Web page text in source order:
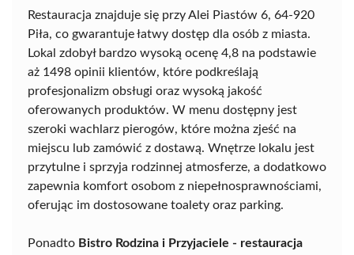
Restauracja znajduje się przy Alei Piastów 6, 64-920
Piła, co gwarantuje łatwy dostęp dla osób z miasta.
Lokal zdobył bardzo wysoką ocenę 4,8 na podstawie
aż 1498 opinii klientów, które podkreślają
profesjonalizm obsługi oraz wysoką jakość
oferowanych produktów. W menu dostępny jest
szeroki wachlarz pierogów, które można zjeść na
miejscu lub zamówić z dostawą. Wnętrze lokalu jest
przytulne i sprzyja rodzinnej atmosferze, a dodatkowo
zapewnia komfort osobom z niepełnosprawnościami,
oferując im dostosowane toalety oraz parking.
Ponadto Bistro Rodzina i Przyjaciele - restauracja